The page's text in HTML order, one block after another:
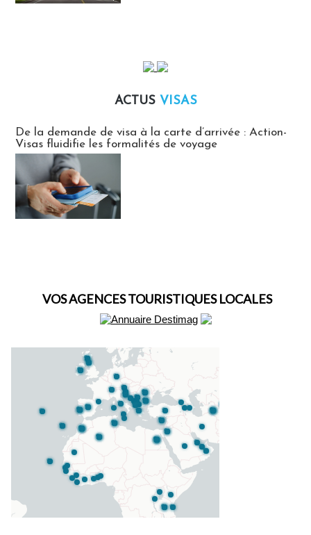
ACTUS VISAS
De la demande de visa à la carte d’arrivée : Action-
Visas fluidifie les formalités de voyage
VOS AGENCES TOURISTIQUES LOCALES